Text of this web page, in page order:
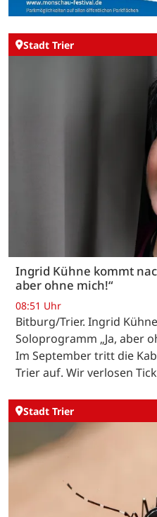
Stadt Trier
Ingrid Kühne kommt
aber ohne mich!“
08:51 Uhr
Bitburg/Trier. Ingrid
Soloprogramm „Ja, aber
Im September tritt die
Trier auf. Wir verlosen
Stadt Trier